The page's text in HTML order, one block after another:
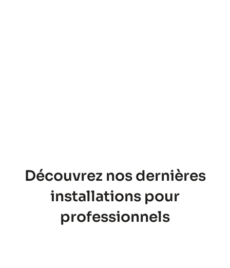
Découvrez nos dernières
installations pour
professionnels